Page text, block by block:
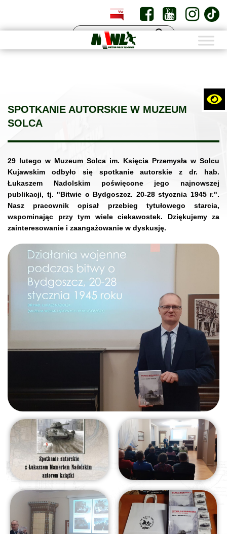
PL EN
SPOTKANIE AUTORSKIE W MUZEUM
SOLCA
29 lutego w Muzeum Solca im. Księcia Przemysła w Solcu
Kujawskim odbyło się spotkanie autorskie z dr. hab.
Łukaszem Nadolskim poświęcone jego najnowszej
publikacji, tj. "Bitwie o Bydgoszcz. 20-28 stycznia 1945 r.".
Nasz pracownik opisał przebieg tytułowego starcia,
wspominając przy tym wiele ciekawostek. Dziękujemy za
zainteresowanie i zaangażowanie w dyskusję.